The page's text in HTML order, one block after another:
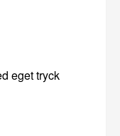
eget tryck